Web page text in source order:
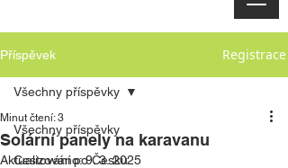
Příspěvek Registrace
Všechny příspěvky
Cestování po Česku
Všechny příspěvky
Solární panely na karavanu
Minut čtení: 3
Aktualizováno:9. 3. 2025